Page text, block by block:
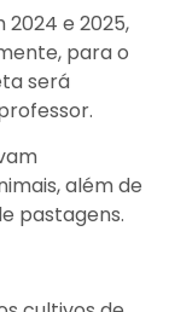
2024 e 2025,
para o
será
além de
pastagens.